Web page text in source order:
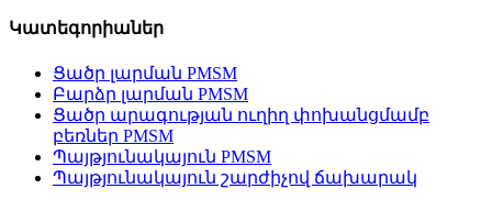
Կատեգորիաներ
Ցածր լարման PMSM
Բարձր լարման PMSM
Ցածր արագության ուղիղ փոխանցմամբ
բեռներ PMSM
Պայթյունակայուն PMSM
Պայթյունակայուն շարժիչով ճախարակ